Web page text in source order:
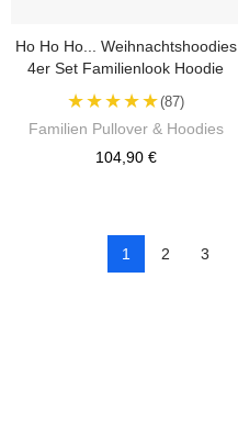
Ho Ho Ho... Weihnachtshoodies
4er Set Familienlook Hoodie
★★★★★(87)
Familien Pullover & Hoodies
104,90 €
1 2 3